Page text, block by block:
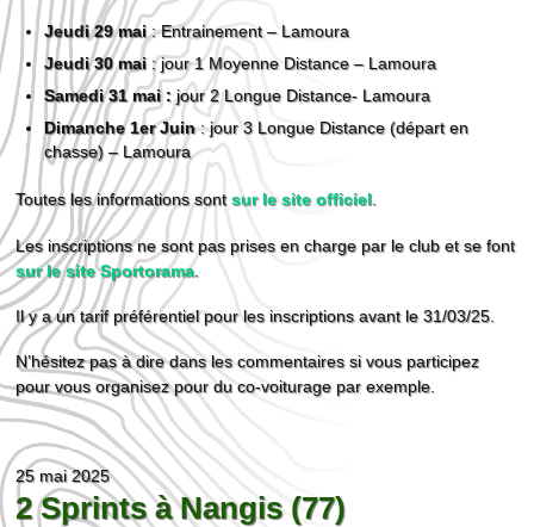
Jeudi 29 mai: Entrainement – Lamoura
Jeudi 30 mai : jour 1 Moyenne Distance – Lamoura
Samedi 31 mai :jour 2 Longue Distance- Lamoura
Dimanche 1er Juin: jour 3 Longue Distance (départ en
chasse) – Lamoura
Toutes les informations sontsur le site officiel.
Les inscriptions ne sont pas prises en charge par le club et se font
sur le site Sportorama
Il y a un tarif préférentiel pour les inscriptions avant le 31/03/25.
N’hésitez pas à dire dans les commentaires si vous participez
pour vous organisez pour du co-voiturage par exemple.
25 mai 2025
2 Sprints à Nangis (77)